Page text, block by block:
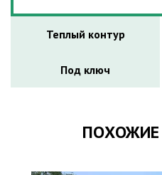
Теплый контур
Под ключ